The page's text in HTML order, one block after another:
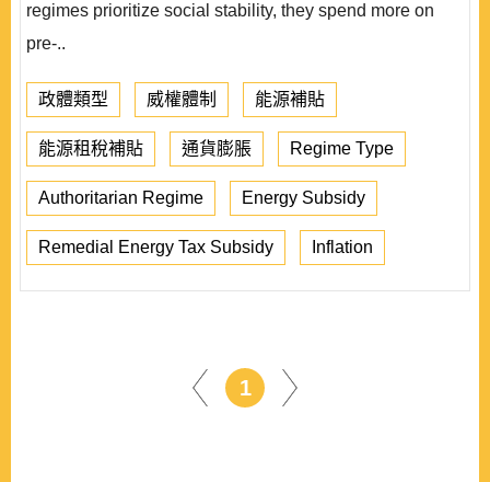
regimes prioritize social stability, they spend more on
pre-..
政體類型 威權體制 能源補貼
能源租稅補貼 通貨膨脹 Regime Type
Authoritarian Regime Energy Subsidy
Remedial Energy Tax Subsidy Inflation
1